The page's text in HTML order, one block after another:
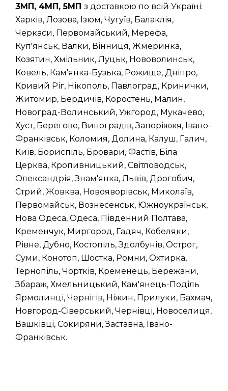
3МП, 4МП, 5МП з доставкою по всій Україні:
Харків, Лозова, Ізюм, Чугуїв, Балаклія,
Черкаси, Первомайський, Мерефа,
Куп'янськ, Валки, Вінниця, Жмеринка,
Козятин, Хмільник, Луцьк, Нововолинськ,
Ковель, Кам'янка-Бузька, Рожище, Дніпро,
Кривий Ріг, Нікополь, Павлоград, Кринички,
Житомир, Бердичів, Коростень, Малин,
Новоград-Волинський, Ужгород, Мукачево,
Хуст, Берегове, Виноградів, Запоріжжя, Івано-
Франківськ, Коломия, Долина, Калуш, Галич,
Київ, Бориспіль, Бровари, Фастів, Біла
Церква, Кропивницький, Світловодськ,
Олександрія, Знам'янка, Львів, Дрогобич,
Стрий, Жовква, Новояворівськ, Миколаїв,
Первомайськ, Вознесенськ, Южноукраїнськ,
Нова Одеса, Одеса, Південний Полтава,
Кременчук, Миргород, Гадяч, Кобеляки,
Рівне, Дубно, Костопіль, Здолбунів, Острог,
Суми, Конотоп, Шостка, Ромни, Охтирка,
Тернопіль, Чортків, Кременець, Бережани,
Збараж, Хмельницький, Кам'янець-Поділь
Ярмолинці, Чернігів, Ніжин, Прилуки, Бахмач,
Новгород-Сіверський, Чернівці, Новоселиця,
Вашківці, Сокиряни, Заставна, Івано-
Франківськ.